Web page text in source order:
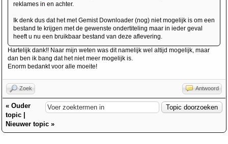
reklames in en achter.
Ik denk dus dat het met Gemist Downloader (nog) niet mogelijk is om een
bestand te krijgen met de gewenste ondertiteling maar in ieder geval
heeft u nu een bruikbaar bestand van deze aflevering.
Hartelijk dank!! Naar mijn weten was dit namelijk wel altijd mogelijk, maar
dan ben ik bang dat het niet meer mogelijk is.
Enorm bedankt voor alle moeite!
Zoek Antwoord
« Ouder
topic
Nieuwer topic »